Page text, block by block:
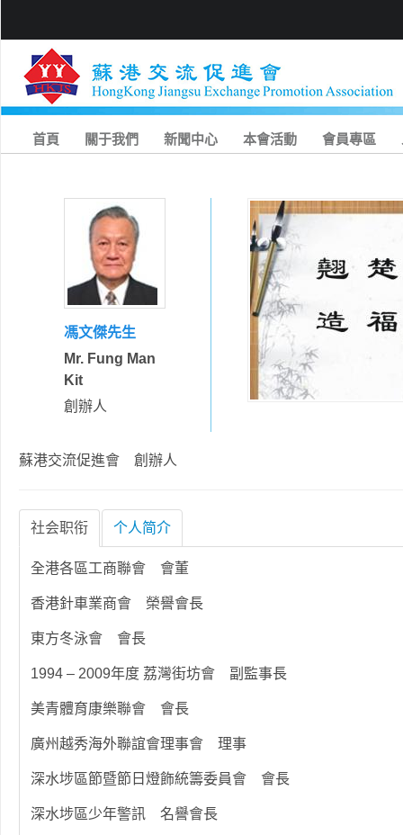
首頁 關于我們 新聞中心 本會活動 會員專區
馮文傑先生
Mr. Fung Man
Kit
創辦人
蘇港交流促進會 創辦人
社会职衔 个人简介
全港各區工商聯會 會董
香港針車業商會 榮譽會長
東方冬泳會 會長
1994 – 2009年度 荔灣街坊會 副監事長
美青體育康樂聯會 會長
廣州越秀海外聯誼會理事會 理事
深水埗區節暨節日燈飾統籌委員會 會長
深水埗區少年警訊 名譽會長